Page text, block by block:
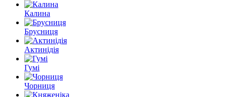
Калина
Брусниця
Актинідія
Гумі
Чорниця